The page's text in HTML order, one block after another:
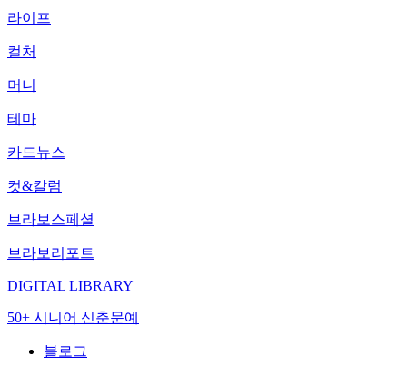
라이프
컬처
머니
테마
카드뉴스
컷&칼럼
브라보스페셜
브라보리포트
DIGITAL LIBRARY
50+ 시니어 신춘문예
블로그